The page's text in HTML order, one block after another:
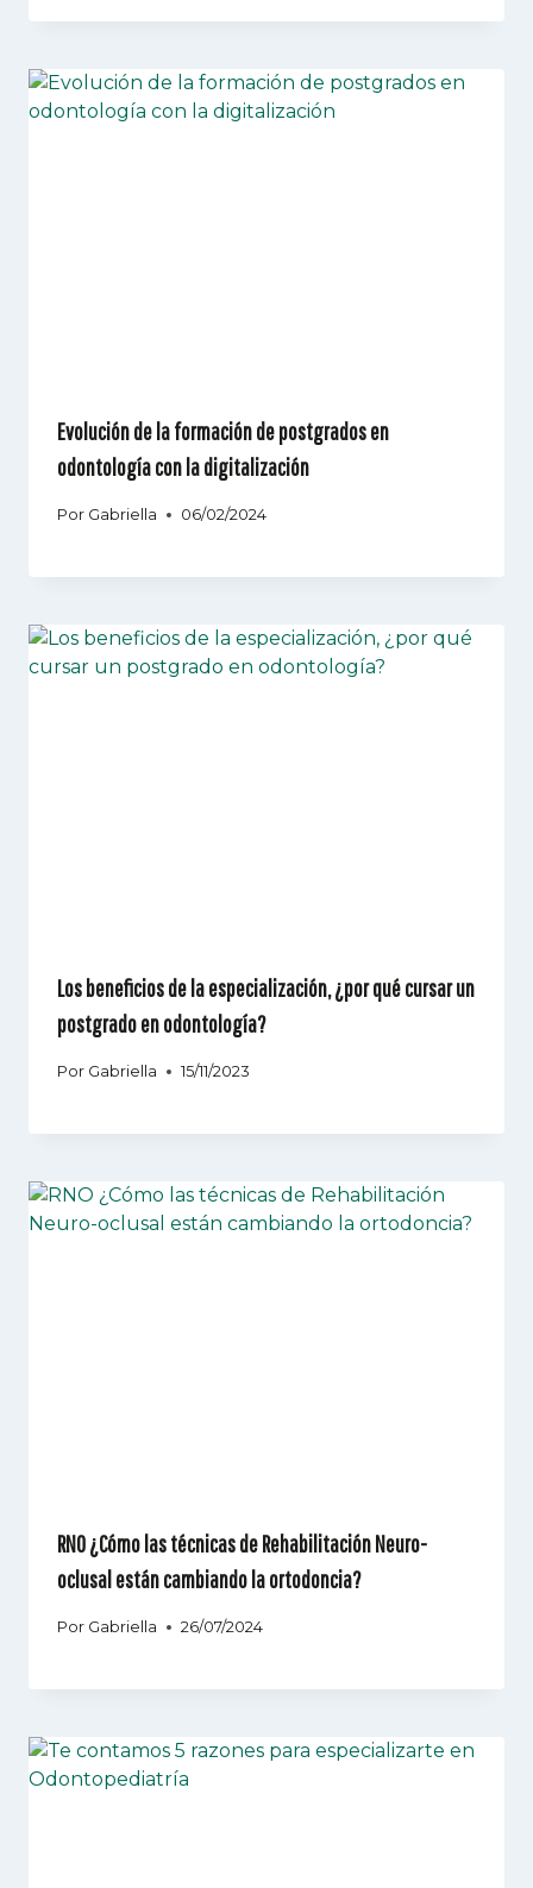
Evolución de la formación de postgrados en
odontología con la digitalización
Por Gabriella 06/02/2024
Los beneficios de la especialización, ¿por qué cursar un
postgrado en odontología?
Por Gabriella 15/11/2023
RNO ¿Cómo las técnicas de Rehabilitación Neuro-
oclusal están cambiando la ortodoncia?
Por Gabriella 26/07/2024